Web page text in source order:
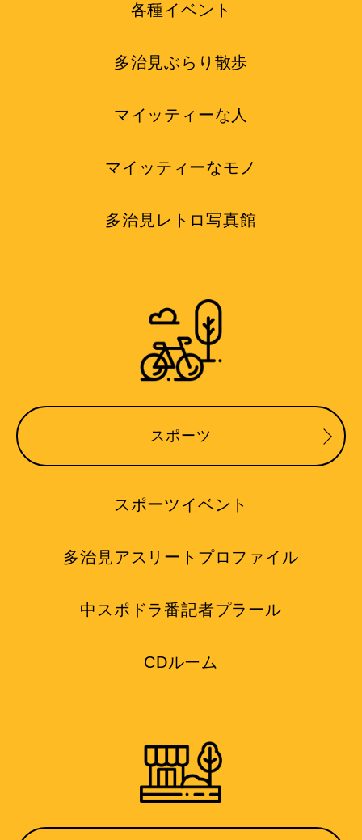
各種イベント
多治見ぶらり散歩
マイッティーな人
マイッティーなモノ
多治見レトロ写真館
スポーツ
スポーツイベント
多治見アスリートプロファイル
中スポドラ番記者プラール
CDルーム